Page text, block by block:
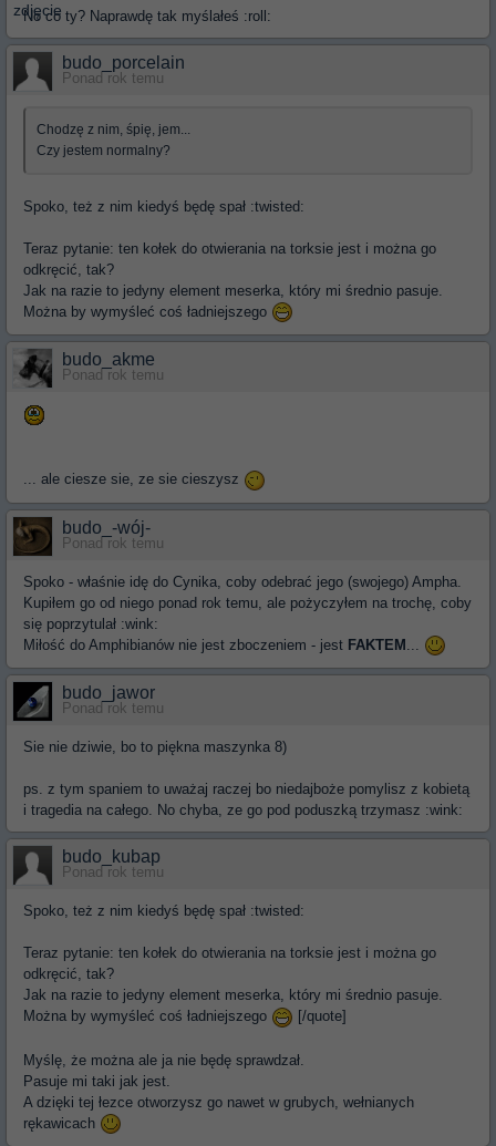
No co ty? Naprawdę tak myślałeś :roll:
budo_porcelain
Ponad rok temu
Chodzę z nim, śpię, jem...
Czy jestem normalny?
Spoko, też z nim kiedyś będę spał :twisted:
Teraz pytanie: ten kołek do otwierania na torksie jest i można go
odkręcić, tak?
Jak na razie to jedyny element meserka, który mi średnio pasuje.
Można by wymyśleć coś ładniejszego
budo_akme
Ponad rok temu
... ale ciesze sie, ze sie cieszysz
budo_-wój-
Ponad rok temu
Spoko - właśnie idę do Cynika, coby odebrać jego (swojego) Ampha.
Kupiłem go od niego ponad rok temu, ale pożyczyłem na trochę, coby
się poprzytulał :wink:
Miłość do Amphibianów nie jest zboczeniem - jest FAKTEM
budo_jawor
Ponad rok temu
Sie nie dziwie, bo to piękna maszynka 8)
ps. z tym spaniem to uważaj raczej bo niedajboże pomylisz z kobietą
i tragedia na całego. No chyba, ze go pod poduszką trzymasz :wink:
budo_kubap
Ponad rok temu
Spoko, też z nim kiedyś będę spał :twisted:
Teraz pytanie: ten kołek do otwierania na torksie jest i można go
odkręcić, tak?
Jak na razie to jedyny element meserka, który mi średnio pasuje.
Można by wymyśleć coś ładniejszego
[/quote]
Myślę, że można ale ja nie będę sprawdzał.
Pasuje mi taki jak jest.
A dzięki tej łezce otworzysz go nawet w grubych, wełnianych
rękawicach